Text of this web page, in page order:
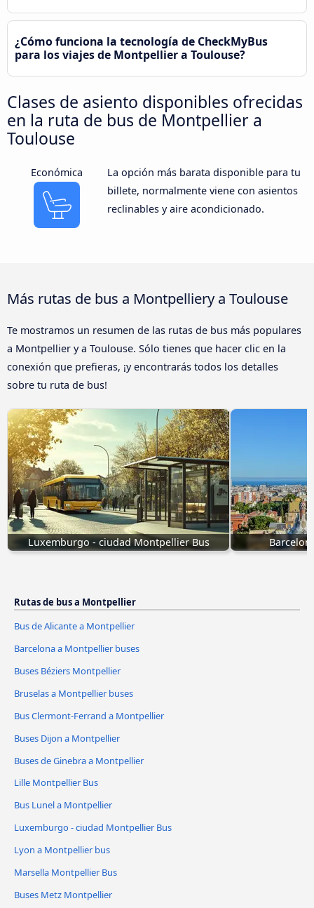
¿Cómo funciona la tecnología de CheckMyBus
para los viajes de Montpellier a Toulouse?
Clases de asiento disponibles ofrecidas
en la ruta de bus de Montpellier a
Toulouse
Económica
La opción más barata disponible para tu
billete, normalmente viene con asientos
reclinables y aire acondicionado.
Más rutas de bus a Montpelliery a Toulouse
Te mostramos un resumen de las rutas de bus más populares
a Montpellier y a Toulouse. Sólo tienes que hacer clic en la
conexión que prefieras, ¡y encontrarás todos los detalles
sobre tu ruta de bus!
Luxemburgo - ciudad Montpellier Bus
Rutas de bus a Montpellier
Bus de Alicante a Montpellier
Barcelona a Montpellier buses
Buses Béziers Montpellier
Bruselas a Montpellier buses
Bus Clermont-Ferrand a Montpellier
Buses Dijon a Montpellier
Buses de Ginebra a Montpellier
Lille Montpellier Bus
Bus Lunel a Montpellier
Luxemburgo - ciudad Montpellier Bus
Lyon a Montpellier bus
Marsella Montpellier Bus
Buses Metz Montpellier